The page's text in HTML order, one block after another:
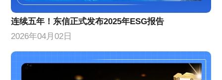
连续五年！东信正式发布2025年ESG报告
2026年04月02日